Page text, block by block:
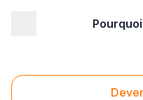
Chauffage Loiret (45)